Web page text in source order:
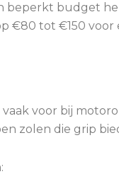
beperkt budget
€80 tot €150 voor
voor bij
zolen die grip